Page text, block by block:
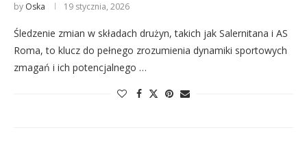
by Oska 19 stycznia, 2026
Śledzenie zmian w składach drużyn, takich jak Salernitana i AS
Roma, to klucz do pełnego zrozumienia dynamiki sportowych
zmagań i ich potencjalnego …